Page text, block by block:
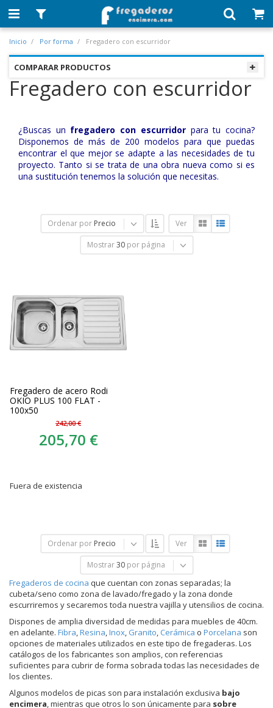
Inicio Por forma Fregadero con escurridor
COMPARAR PRODUCTOS
Fregadero con escurridor
¿Buscas un fregadero con escurridorpara tu cocina?
Disponemos de más de 200 modelos para que puedas
encontrar el que mejor se adapte a las necesidades de tu
proyecto. Tanto si se trata de una obra nueva como si es
una sustitución tenemos la solución que necesitas.
Ordenar por Precio Ver
Mostrar 30 por página
Fregadero de acero Rodi
OKIO PLUS 100 FLAT -
100x50
242,00 €
205,70 €
Fuera de existencia
Ordenar por Precio Ver
Mostrar 30 por página
Fregaderos de cocina que cuentan con zonas separadas; la
cubeta/seno como zona de lavado/fregado y la zona donde
escurriremos y secaremos toda nuestra vajilla y utensilios de cocina.
Dispones de amplia diversidad de medidas para muebles de 40cm.
en adelante. Fibra,Resina,Inox, Granito, Cerámica o Porcelana son
opciones de materiales utilizados en este tipo de fregaderas. Los
catálogos de los fabricantes son amplios, con referencias
suficientes para cubrir de forma sobrada todas las necesidades de
los clientes.
Algunos modelos de picas son para instalación exclusiva bajo
encimera, mientras que otros lo son únicamente para sobre